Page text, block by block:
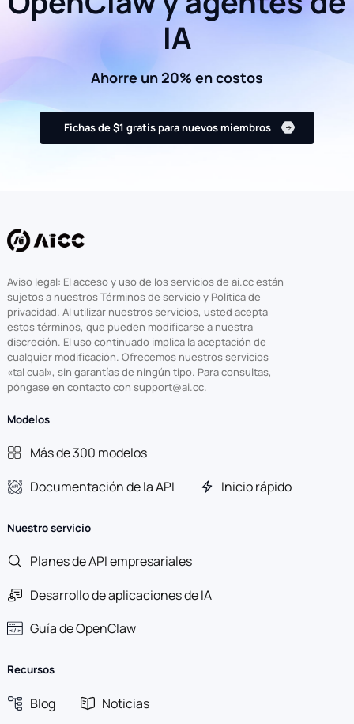
IA
Ahorre un 20% en costos
Fichas de $1 gratis para nuevos miembros
Aviso legal: El acceso y uso de los servicios de ai.cc están
sujetos a nuestros Términos de servicio y Política de
privacidad. Al utilizar nuestros servicios, usted acepta
estos términos, que pueden modificarse a nuestra
discreción. El uso continuado implica la aceptación de
cualquier modificación. Ofrecemos nuestros servicios
«tal cual», sin garantías de ningún tipo. Para consultas,
póngase en contacto con support@ai.cc.
Modelos
Más de 300 modelos
Documentación de la API
Inicio rápido
Nuestro servicio
Planes de API empresariales
Desarrollo de aplicaciones de IA
Guía de OpenClaw
Recursos
Blog Noticias